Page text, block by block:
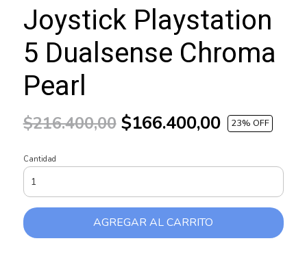
Joystick Playstation
5 Dualsense Chroma
Pearl
$216.400,00$166.400,00 23% OFF
Cantidad
AGREGAR AL CARRITO